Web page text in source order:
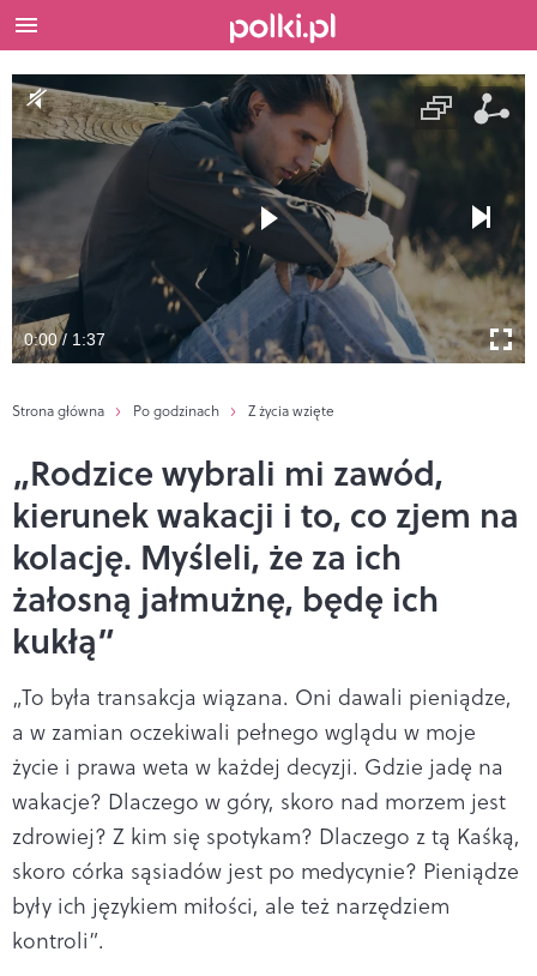
0:00 / 1:37
Strona główna Po godzinach Z życia wzięte
„Rodzice wybrali mi zawód,
kierunek wakacji i to, co zjem na
kolację. Myśleli, że za ich
żałosną jałmużnę, będę ich
kukłą”
„To była transakcja wiązana. Oni dawali pieniądze,
a w zamian oczekiwali pełnego wglądu w moje
życie i prawa weta w każdej decyzji. Gdzie jadę na
wakacje? Dlaczego w góry, skoro nad morzem jest
zdrowiej? Z kim się spotykam? Dlaczego z tą Kaśką,
skoro córka sąsiadów jest po medycynie? Pieniądze
były ich językiem miłości, ale też narzędziem
kontroli”.